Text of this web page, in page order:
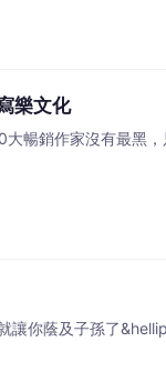
樂文化
暢銷作家沒有最黑
讓你蔭及子孫了